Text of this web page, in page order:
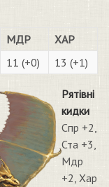
МДР
ХАР
11 (+0) 13 (+1)
Рятівні
кидки
Спр +2,
Ста +3,
Мдр
+2, Хар